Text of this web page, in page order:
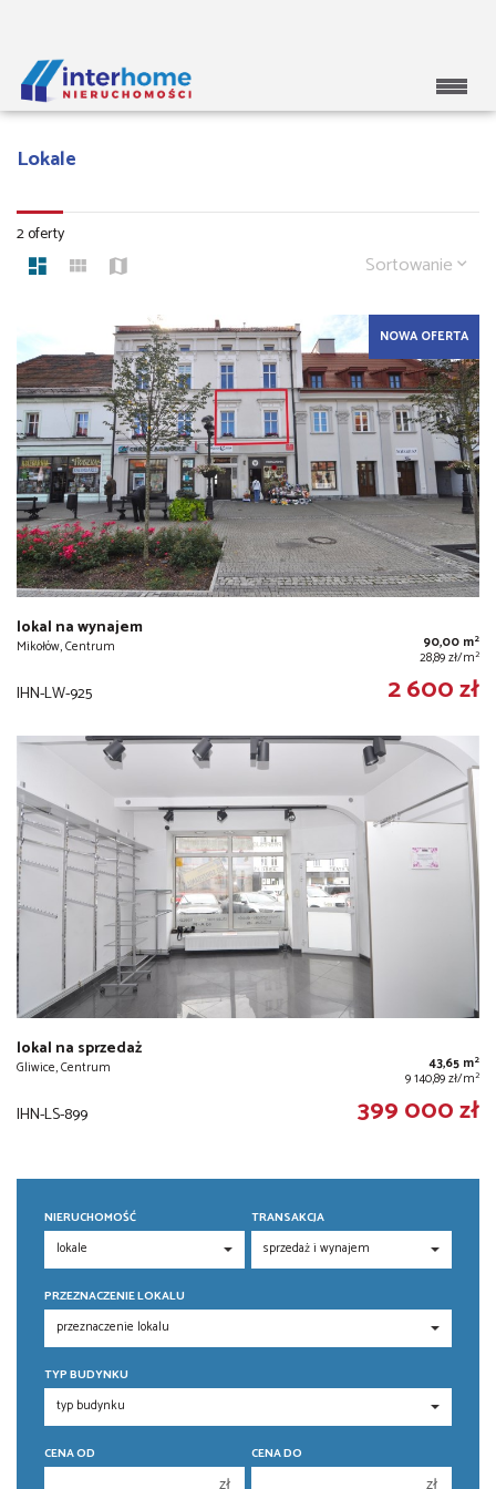
Lokale
2 oferty
Sortowanie
NOWA OFERTA
lokal na wynajem
Mikołów, Centrum 90,00 m2
28,89 zł/m2
IHN-LW-925 2 600 zł
lokal na sprzedaż
Gliwice, Centrum 43,65 m2
9 140,89 zł/m2
IHN-LS-899 399 000 zł
NIERUCHOMOŚĆ TRANSAKCJA
PRZEZNACZENIE LOKALU
TYP BUDYNKU
CENA OD CENA DO